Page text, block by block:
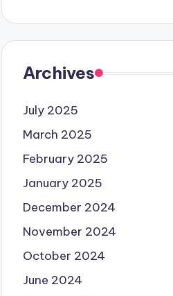
Archives
July 2025
March 2025
February 2025
January 2025
December 2024
November 2024
October 2024
June 2024